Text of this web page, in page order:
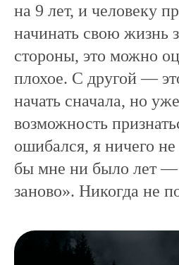
на 9 лет, и человеку
начинать свою жизнь
стороны, это можно
плохое. С другой —
начать сначала, но
возможность
ошибался, я ничего
бы мне ни было лет —
заново». Никогда не